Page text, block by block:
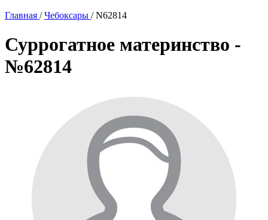
Главная / Чебоксары /N62814
Суррогатное материнство -
№62814